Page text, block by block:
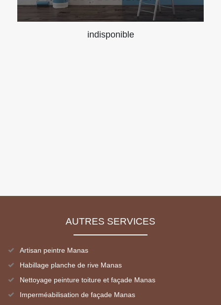
indisponible
AUTRES SERVICES
Artisan peintre Manas
Habillage planche de rive Manas
Nettoyage peinture toiture et façade Manas
Imperméabilisation de façade Manas